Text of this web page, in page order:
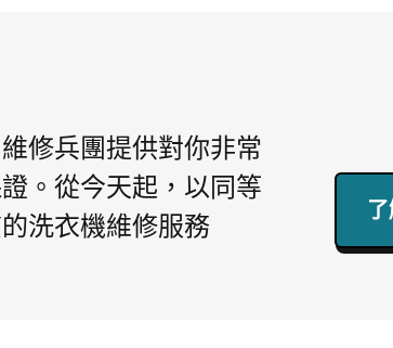
修兵團提供對你非常
。從今天起，以同等
洗衣機維修服務